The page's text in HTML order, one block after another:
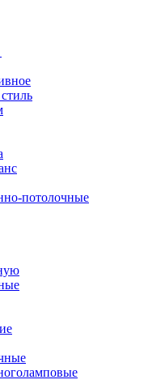
потолочные